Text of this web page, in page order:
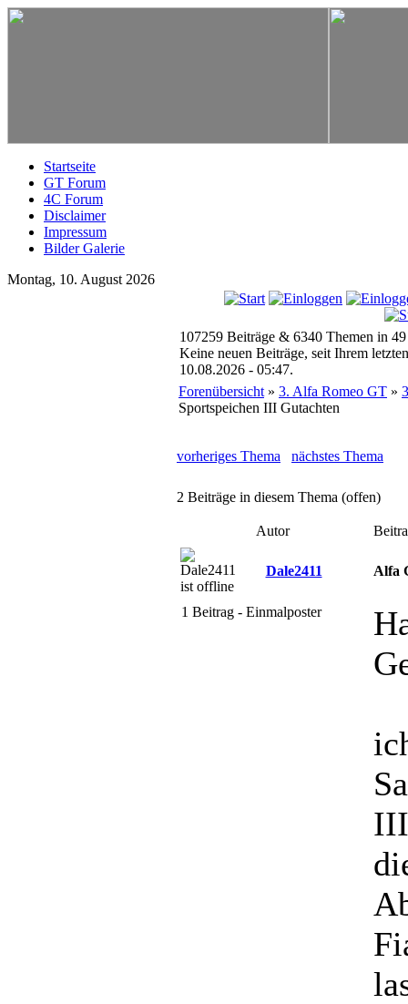
Startseite
GT Forum
4C Forum
Disclaimer
Impressum
Bilder Galerie
Montag, 10. August 2026
107259 Beiträge & 6340 Themen in
Keine neuen Beiträge, seit Ihrem
10.08.2026 - 05:47.
Forenübersicht » 3. Alfa Romeo GT »
Sportspeichen III Gutachten
vorheriges Thema nächstes Thema
2 Beiträge in diesem Thema (offen)
Autor
Dale2411 Alfa
1 Beitrag - Einmalposter